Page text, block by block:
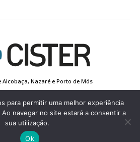
Alcobaça, Nazaré e Porto de Mós
Contactos
Política de Privacidade
Registo
Edição Impressa
Cister - Todos os direitos reservados.
para permitir uma melhor experiência
navegar no site estará a consentir a
sua utilização.
Ok